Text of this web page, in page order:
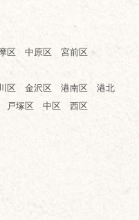
区 中原区 宮前区
区 金沢区 港南区 港北
戸塚区 中区 西区